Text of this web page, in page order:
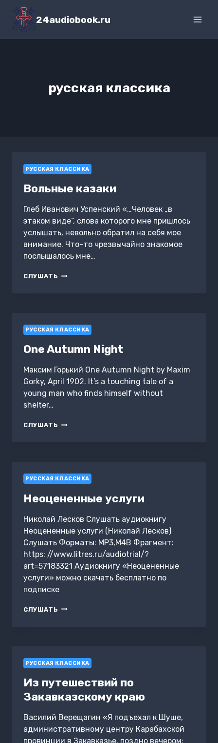
Перейти
содержимому
24audiobook.ru
русская классика
РУССКАЯ КЛАССИКА
Вольные казаки
Глеб Иванович Успенский «…Человек „в
этаком виде“, слова которого мне пришлось
услышать, невольно обратил на себя мое
внимание. Что-то чрезвычайно знакомое
послышалось мне…
СЛУШАТЬ ВОЛЬНЫЕ
РУССКАЯ КЛАССИКА
One Autumn Night
Максим Горький One Autumn Night by Maxim
Gorky, April 1902. It’s a touching tale of a
young man who finds himself without
shelter…
СЛУШАТЬ ONE
РУССКАЯ КЛАССИКА
Неоцененные услуги
Николай Лесков Слушать аудиокнигу
Неоцененные услуги (Николай Лесков)
Слушать Форматы: MP3,M4B Фрагмент:
https: //www.litres.ru/audiotrial/?
art=57183321 Аудиокнигу «Неоцененные
услуги» можно скачать бесплатно по
подписке
СЛУШАТЬ НЕОЦЕНЕННЫЕ
РУССКАЯ КЛАССИКА
Из путешествий по
Закавказскому краю
Василий Верещагин «Я подъехал к Шуше,
административному центру Карабахской
провинции в Закавказье, поздно вечером: